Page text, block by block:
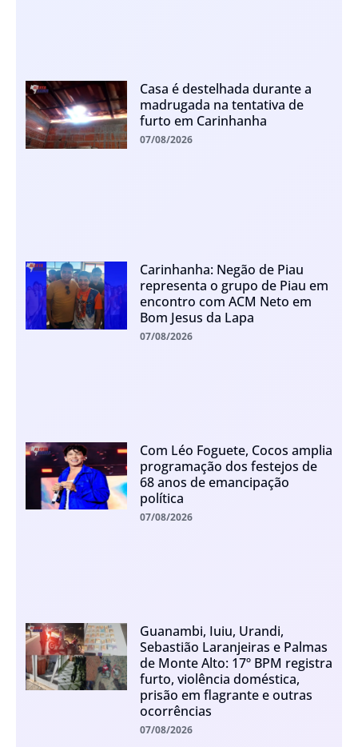
Casa é destelhada durante a
madrugada na tentativa de
furto em Carinhanha
07/08/2026
Carinhanha: Negão de Piau
representa o grupo de Piau em
encontro com ACM Neto em
Bom Jesus da Lapa
07/08/2026
Com Léo Foguete, Cocos amplia
programação dos festejos de
68 anos de emancipação
política
07/08/2026
Guanambi, Iuiu, Urandi,
Sebastião Laranjeiras e Palmas
de Monte Alto: 17º BPM registra
furto, violência doméstica,
prisão em flagrante e outras
ocorrências
07/08/2026